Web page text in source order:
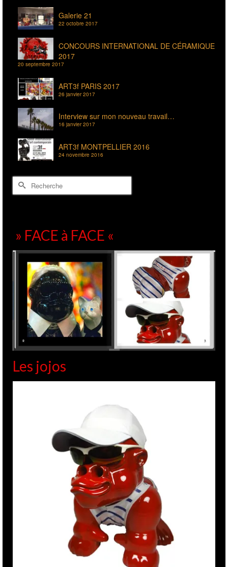
Galerie 21
22 octobre 2017
CONCOURS INTERNATIONAL DE CÉRAMIQUE
2017
20 septembre 2017
ART3f PARIS 2017
26 janvier 2017
Interview sur mon nouveau travail…
16 janvier 2017
ART3f MONTPELLIER 2016
24 novembre 2016
Rechercher :
» FACE à FACE «
Les jojos